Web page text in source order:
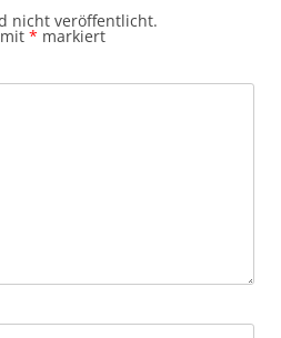
nicht veröffentlicht.
* markiert